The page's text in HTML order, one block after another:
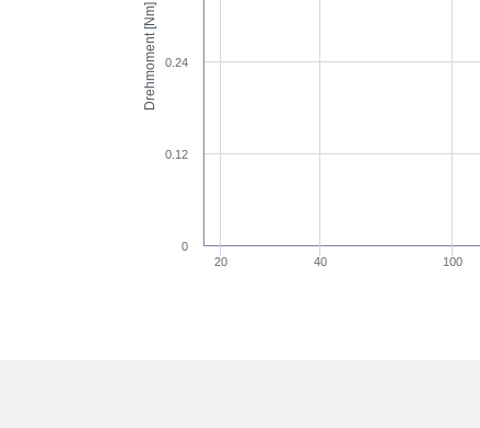
Drehmoment [Nm]
20 40 100
0
0.12
0.24